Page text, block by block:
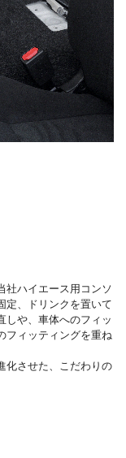
社ハイエース用コンソ
定、ドリンクを置いて
しや、車体へのフィッ
フィッティングを重ね
化させた、こだわりの